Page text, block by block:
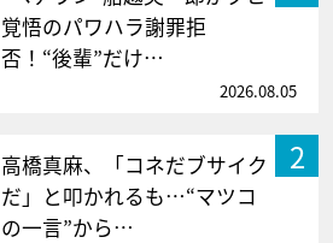
覚悟のパワハラ謝罪拒
否！“後輩”だけ…
2026.08.05
2
高橋真麻、「コネだブサイク
だ」と叩かれるも…“マツコ
の一言”から…